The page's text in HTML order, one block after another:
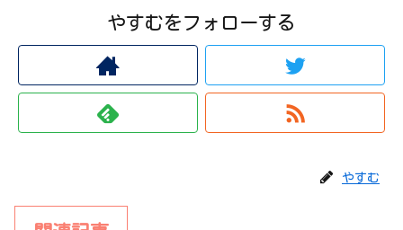
やすむをフォローする
やすむ